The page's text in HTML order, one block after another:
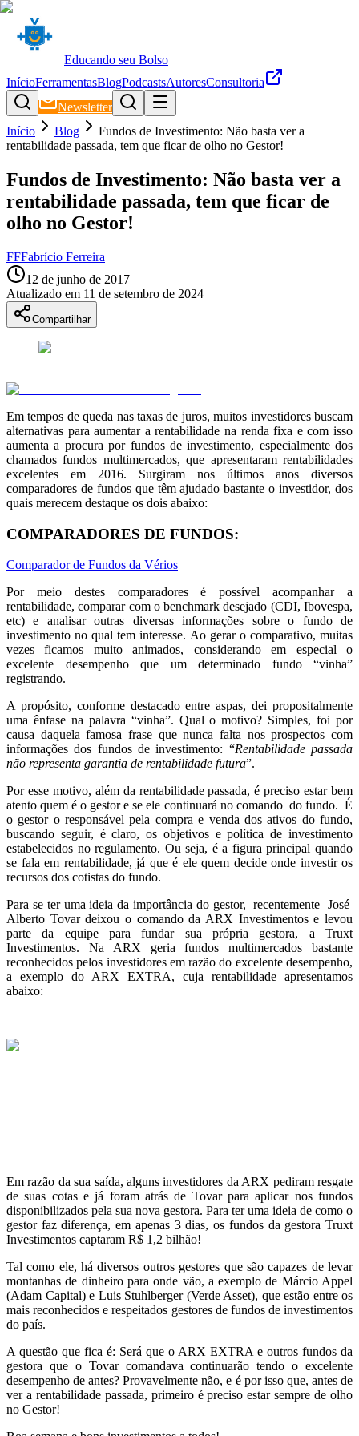
Educando seu Bolso
InícioFerramentasBlogPodcastsAutoresConsultoria
Newsletter
Início
Blog
Fundos de Investimento: Não basta ver a
rentabilidade passada, tem que ficar de olho no Gestor!
Fundos de Investimento: Não basta ver a
rentabilidade passada, tem que ficar de
olho no Gestor!
FFFabrício Ferreira
12 de junho de 2017
Atualizado em 11 de setembro de 2024
Compartilhar
Em tempos de queda nas taxas de juros, muitos investidores buscam
alternativas para aumentar a rentabilidade na renda fixa e com isso
aumenta a procura por fundos de investimento, especialmente dos
chamados fundos multimercados, que apresentaram rentabilidades
excelentes em 2016. Surgiram nos últimos anos diversos
comparadores de fundos que têm ajudado bastante o investidor, dos
quais merecem destaque os dois abaixo:
COMPARADORES DE FUNDOS:
Comparador de Fundos da Vérios
Por meio destes comparadores é possível acompanhar a
rentabilidade, comparar com o benchmark desejado (CDI, Ibovespa,
etc) e analisar outras diversas informações sobre o fundo de
investimento no qual tem interesse. Ao gerar o comparativo, muitas
vezes ficamos muito animados, considerando em especial o
excelente desempenho que um determinado fundo “vinha”
registrando.
A propósito, conforme destacado entre aspas, dei propositalmente
uma ênfase na palavra “vinha”. Qual o motivo? Simples, foi por
causa daquela famosa frase que nunca falta nos prospectos com
informações dos fundos de investimento: “Rentabilidade passada
não representa garantia de rentabilidade futura”.
Por esse motivo, além da rentabilidade passada, é preciso estar bem
atento quem é o gestor e se ele continuará no comando do fundo. É
o gestor o responsável pela compra e venda dos ativos do fundo,
buscando seguir, é claro, os objetivos e política de investimento
estabelecidos no regulamento. Ou seja, é a figura principal quando
se fala em rentabilidade, já que é ele quem decide onde investir os
recursos dos cotistas do fundo.
Para se ter uma ideia da importância do gestor, recentemente José
Alberto Tovar deixou o comando da ARX Investimentos e levou
parte da equipe para fundar sua própria gestora, a Truxt
Investimentos. Na ARX geria fundos multimercados bastante
reconhecidos pelos investidores em razão do excelente desempenho,
a exemplo do ARX EXTRA, cuja rentabilidade apresentamos
abaixo:
Em razão da sua saída, alguns investidores da ARX pediram resgate
de suas cotas e já foram atrás de Tovar para aplicar nos fundos
disponibilizados pela sua nova gestora. Para ter uma ideia de como o
gestor faz diferença, em apenas 3 dias, os fundos da gestora Truxt
Investimentos captaram R$ 1,2 bilhão!
Tal como ele, há diversos outros gestores que são capazes de levar
montanhas de dinheiro para onde vão, a exemplo de Márcio Appel
(Adam Capital) e Luis Stuhlberger (Verde Asset), que estão entre os
mais reconhecidos e respeitados gestores de fundos de investimentos
do país.
A questão que fica é: Será que o ARX EXTRA e outros fundos da
gestora que o Tovar comandava continuarão tendo o excelente
desempenho de antes? Provavelmente não, e é por isso que, antes de
ver a rentabilidade passada, primeiro é preciso estar sempre de olho
no Gestor!